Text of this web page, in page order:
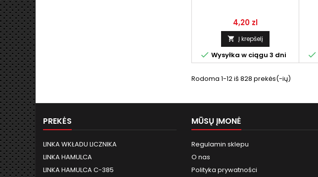
Kaina
4,20 zl
 Į krepšelį
 Wysyłka w ciągu 3 dni 
Rodoma 1-12 iš 828 prekės(-ių)
PREKĖS
LINKA WKŁADU LICZNIKA
LINKA HAMULCA
LINKA HAMULCA C-385
MŪSŲ ĮMONĖ
Regulamin sklepu
O nas
Polityka prywatności